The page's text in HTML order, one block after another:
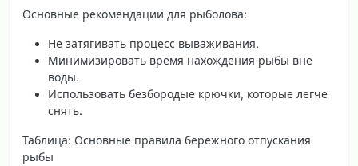
Основные рекомендации для рыболова:
Не затягивать процесс вываживания.
Минимизировать время нахождения рыбы вне
воды.
Использовать безбородые крючки, которые легче
снять.
Таблица: Основные правила бережного отпускания
рыбы